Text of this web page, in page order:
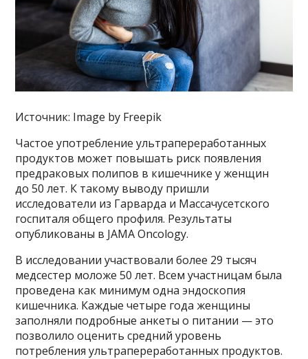
Источник: Image by Freepik
Частое употребление ультрапереработанных
продуктов может повышать риск появления
предраковых полипов в кишечнике у женщин
до 50 лет. К такому выводу пришли
исследователи из Гарварда и Массачусетского
госпиталя общего профиля. Результаты
опубликованы в JAMA Oncology.
В исследовании участвовали более 29 тысяч
медсестер моложе 50 лет. Всем участницам была
проведена как минимум одна эндоскопия
кишечника. Каждые четыре года женщины
заполняли подробные анкеты о питании — это
позволило оценить средний уровень
потребления ультрапереработанных продуктов.